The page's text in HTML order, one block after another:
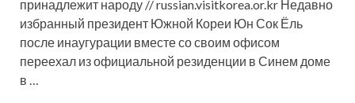
принадлежит народу // russian.visitkorea.or.kr Недавно
избранный президент Южной Кореи Юн Сок Ёль
после инаугурации вместе со своим офисом
переехал из официальной резиденции в Синем доме
в …